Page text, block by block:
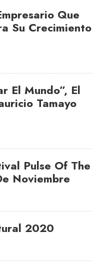
Que
Su Crecimiento
El Mundo”, El
Tamayo
Pulse Of The
Noviembre
2020